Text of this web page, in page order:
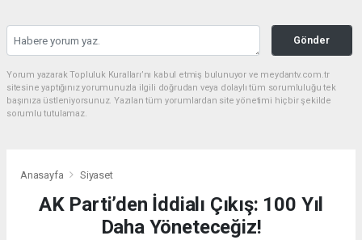
Gönder
Yorum yazarak Topluluk Kuralları’nı kabul etmiş bulunuyor ve meydantv.com.tr
sitesine yaptığınız yorumunuzla ilgili doğrudan veya dolaylı tüm sorumluluğu tek
başınıza üstleniyorsunuz. Yazılan tüm yorumlardan site yönetimi hiçbir şekilde
sorumlu tutulamaz.
Anasayfa Siyaset
AK Parti’den İddialı Çıkış: 100 Yıl
Daha Yöneteceğiz!